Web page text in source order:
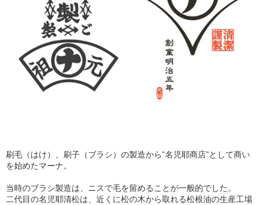
刷毛（はけ）、刷子（ブラシ）の製造から”名児耶商店”として商い
を始めたマーナ。
当時のブラシ製造は、ニスで毛を留めることが一般的でした。
二代目の名児耶清松は、近くに松の木から取れる松根油の生産工場